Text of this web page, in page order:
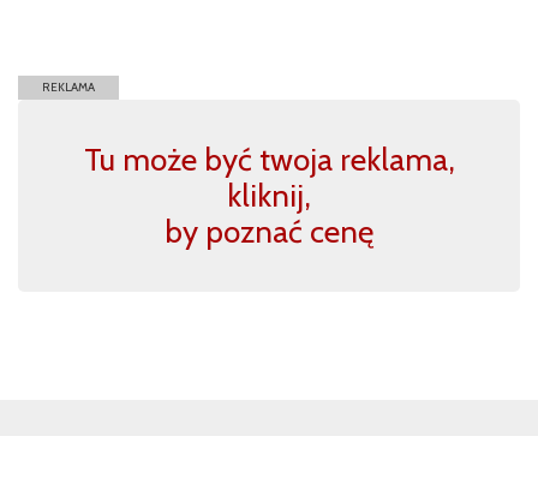
REKLAMA
Tu może być twoja reklama,
kliknij,
by poznać cenę